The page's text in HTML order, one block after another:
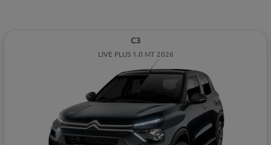
C3
LIVE PLUS 1.0 MT 2026